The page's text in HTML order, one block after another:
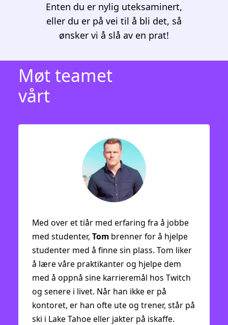
Enten du er nylig uteksaminert,
eller du er på vei til å bli det, så
ønsker vi å slå av en prat!
Møt teamet
vårt
Med over et tiår med erfaring fra å jobbe
med studenter, Tom brenner for å hjelpe
studenter med å finne sin plass. Tom liker
å lære våre praktikanter og hjelpe dem
med å oppnå sine karrieremål hos Twitch
og senere i livet. Når han ikke er på
kontoret, er han ofte ute og trener, står på
ski i Lake Tahoe eller jakter på iskaffe.